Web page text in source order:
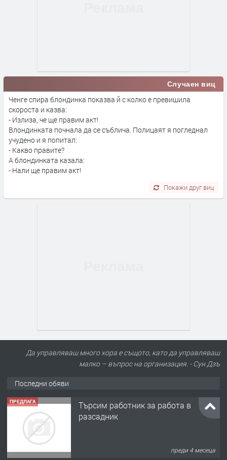
Случаен виц
Ченге спира блондинка показва й с колко е превишила
скороста и казва:
- Излиза, че ще правим акт!
Bлондинката почнала да се съблича. Полицаят я погледнал
учудено и я попитал:
- Какво правите?
А блондинката казала:
- Нали ще правим акт!
Покажи друг виц
Да управляваш много хора е същото, като да управляваш
малко – въпрос на организация. - Сун Дзъ
Последни обяви
ПРЕДЛАГА
Търсим работник за работа в
разсадник
преди 4 месеца